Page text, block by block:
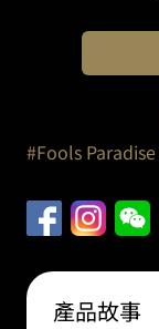
ESNTL
聖
誕
殺
手
#Fools Paradise
產品故事